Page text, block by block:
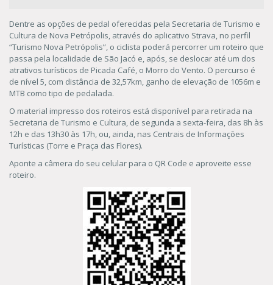
Dentre as opções de pedal oferecidas pela Secretaria de Turismo e
Cultura de Nova Petrópolis, através do aplicativo Strava, no perfil
“Turismo Nova Petrópolis”, o ciclista poderá percorrer um roteiro que
passa pela localidade de São Jacó e, após, se deslocar até um dos
atrativos turísticos de Picada Café, o Morro do Vento. O percurso é
de nível 5, com distância de 32,57km, ganho de elevação de 1056m e
MTB como tipo de pedalada.
O material impresso dos roteiros está disponível para retirada na
Secretaria de Turismo e Cultura, de segunda a sexta-feira, das 8h às
12h e das 13h30 às 17h, ou, ainda, nas Centrais de Informações
Turísticas (Torre e Praça das Flores).
Aponte a câmera do seu celular para o QR Code e aproveite esse
roteiro.